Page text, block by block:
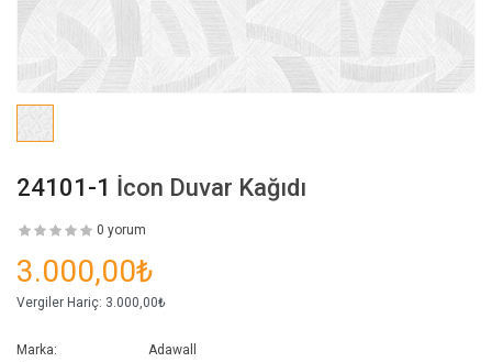
24101-1 İcon Duvar Kağıdı
0 yorum
3.000,00₺
Vergiler Hariç: 3.000,00₺
Marka:
Adawall